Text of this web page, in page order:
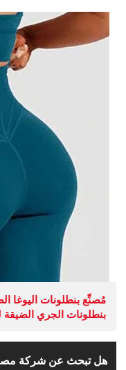
مُصنِّع بنطلونات اليوغا
بنطلونات الجري الضيقة
هل تبحث عن شركة